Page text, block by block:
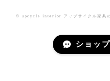
© upcycle interior アップサイクル家具
ショッ